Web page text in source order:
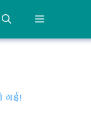
MENU
गई!